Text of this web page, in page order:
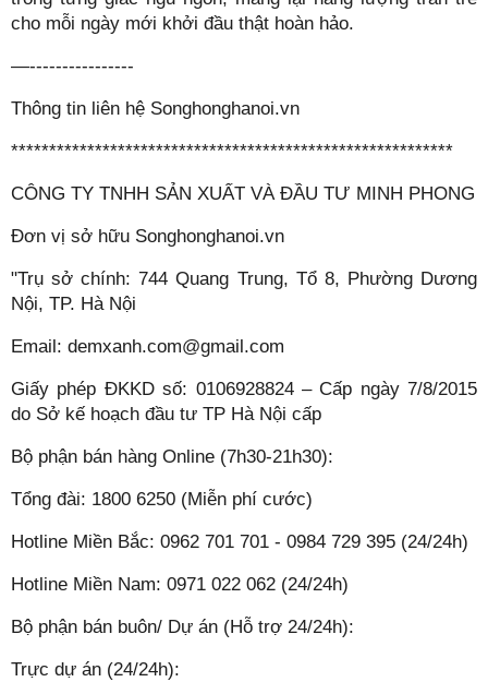
cho mỗi ngày mới khởi đầu thật hoàn hảo.
—----------------
Thông tin liên hệ Songhonghanoi.vn
**********************************************************
CÔNG TY TNHH SẢN XUẤT VÀ ĐẦU TƯ MINH PHONG
Đơn vị sở hữu Songhonghanoi.vn
"Trụ sở chính: 744 Quang Trung, Tổ 8, Phường Dương
Nội, TP. Hà Nội
Email: demxanh.com@gmail.com
Giấy phép ĐKKD số: 0106928824 – Cấp ngày 7/8/2015
do Sở kế hoạch đầu tư TP Hà Nội cấp
Bộ phận bán hàng Online (7h30-21h30):
Tổng đài: 1800 6250 (Miễn phí cước)
Hotline Miền Bắc: 0962 701 701 - 0984 729 395 (24/24h)
Hotline Miền Nam: 0971 022 062 (24/24h)
Bộ phận bán buôn/ Dự án (Hỗ trợ 24/24h):
Trực dự án (24/24h):